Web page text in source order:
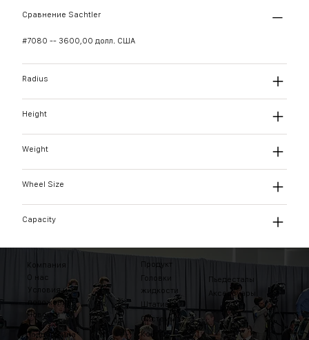
Сравнение Sachtler
#7080 -- 3600,00 долл. США
Radius
Height
Weight
Wheel Size
Capacity
Поддержива
Пьедесталы
Компания
О нас
Условия и
положения
Новости
Продукт
Головки
жидкости
Штативы
Системы
Контакт
Аксессуары